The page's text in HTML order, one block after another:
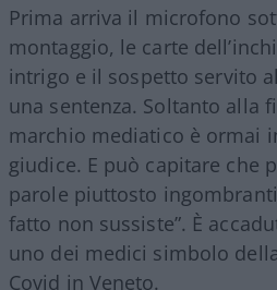
Prima arriva il microfono
montaggio, le carte
intrigo e il sospetto servito
una sentenza. Soltanto alla
marchio mediatico è ormai
giudice. E può capitare che
parole piuttosto
fatto non sussiste”. È
uno dei medici simbolo
Covid in Veneto.